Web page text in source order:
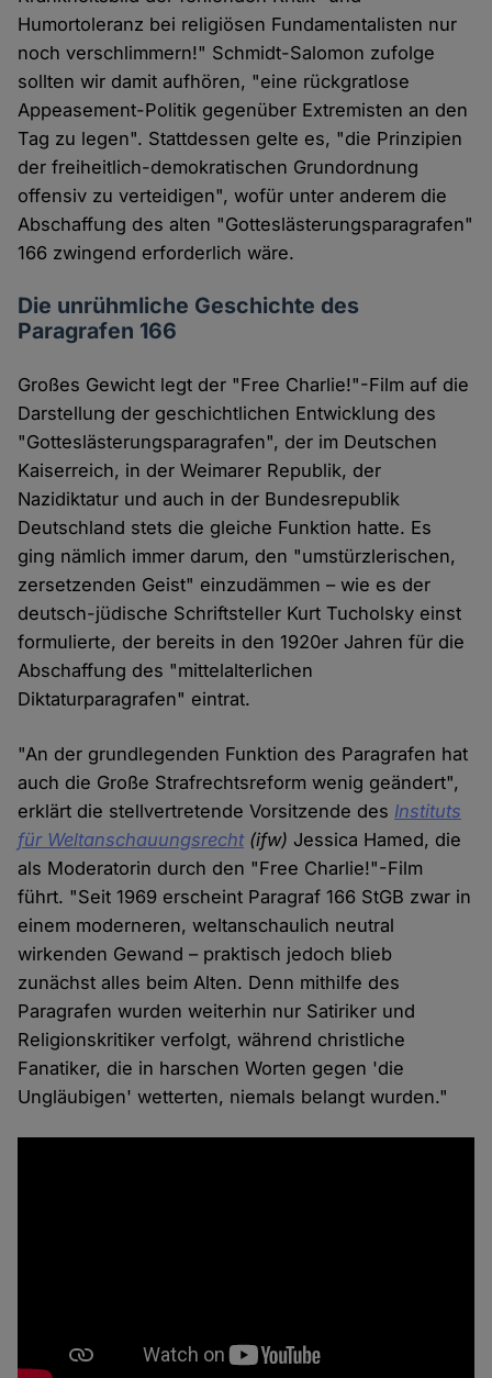
Humortoleranz bei religiösen Fundamentalisten nur
noch verschlimmern!" Schmidt-Salomon zufolge
sollten wir damit aufhören, "eine rückgratlose
Appeasement-Politik gegenüber Extremisten an den
Tag zu legen". Stattdessen gelte es, "die Prinzipien
der freiheitlich-demokratischen Grundordnung
offensiv zu verteidigen", wofür unter anderem die
Abschaffung des alten "Gotteslästerungsparagrafen"
166 zwingend erforderlich wäre.
Die unrühmliche Geschichte des
Paragrafen 166
Großes Gewicht legt der "Free Charlie!"-Film auf die
Darstellung der geschichtlichen Entwicklung des
"Gotteslästerungsparagrafen", der im Deutschen
Kaiserreich, in der Weimarer Republik, der
Nazidiktatur und auch in der Bundesrepublik
Deutschland stets die gleiche Funktion hatte. Es
ging nämlich immer darum, den "umstürzlerischen,
zersetzenden Geist" einzudämmen – wie es der
deutsch-jüdische Schriftsteller Kurt Tucholsky einst
formulierte, der bereits in den 1920er Jahren für die
Abschaffung des "mittelalterlichen
Diktaturparagrafen" eintrat.
"An der grundlegenden Funktion des Paragrafen hat
auch die Große Strafrechtsreform wenig geändert",
erklärt die stellvertretende Vorsitzende des Instituts
für Weltanschauungsrecht (ifw)Jessica Hamed, die
als Moderatorin durch den "Free Charlie!"-Film
führt. "Seit 1969 erscheint Paragraf 166 StGB zwar in
einem moderneren, weltanschaulich neutral
wirkenden Gewand – praktisch jedoch blieb
zunächst alles beim Alten. Denn mithilfe des
Paragrafen wurden weiterhin nur Satiriker und
Religionskritiker verfolgt, während christliche
Fanatiker, die in harschen Worten gegen 'die
Ungläubigen' wetterten, niemals belangt wurden."